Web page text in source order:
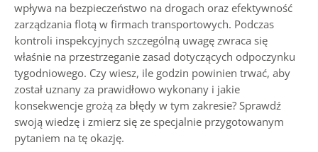
wpływa na bezpieczeństwo na drogach oraz efektywność
zarządzania flotą w firmach transportowych. Podczas
kontroli inspekcyjnych szczególną uwagę zwraca się
właśnie na przestrzeganie zasad dotyczących odpoczynku
tygodniowego. Czy wiesz, ile godzin powinien trwać, aby
został uznany za prawidłowo wykonany i jakie
konsekwencje grożą za błędy w tym zakresie? Sprawdź
swoją wiedzę i zmierz się ze specjalnie przygotowanym
pytaniem na tę okazję.